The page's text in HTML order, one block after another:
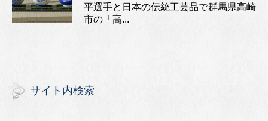
平選手と日本の伝統工芸品で群馬県高崎
市の「高...
サイト内検索